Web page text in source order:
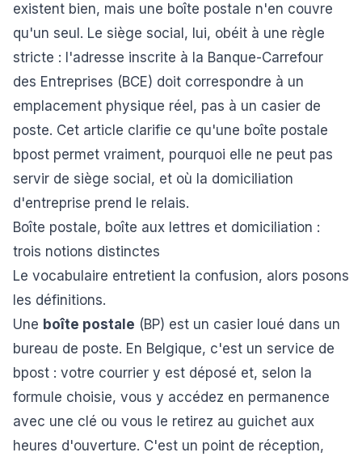
existent bien, mais une boîte postale n'en couvre
qu'un seul. Le siège social, lui, obéit à une règle
stricte : l'adresse inscrite à la Banque-Carrefour
des Entreprises (BCE) doit correspondre à un
emplacement physique réel, pas à un casier de
poste. Cet article clarifie ce qu'une boîte postale
bpost permet vraiment, pourquoi elle ne peut pas
servir de siège social, et où la domiciliation
d'entreprise prend le relais.
Boîte postale, boîte aux lettres et domiciliation :
trois notions distinctes
Le vocabulaire entretient la confusion, alors posons
les définitions.
Une boîte postale (BP) est un casier loué dans un
bureau de poste. En Belgique, c'est un service de
bpost : votre courrier y est déposé et, selon la
formule choisie, vous y accédez en permanence
avec une clé ou vous le retirez au guichet aux
heures d'ouverture. C'est un point de réception,